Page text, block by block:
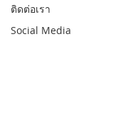
ติดต่อเรา
Social Media